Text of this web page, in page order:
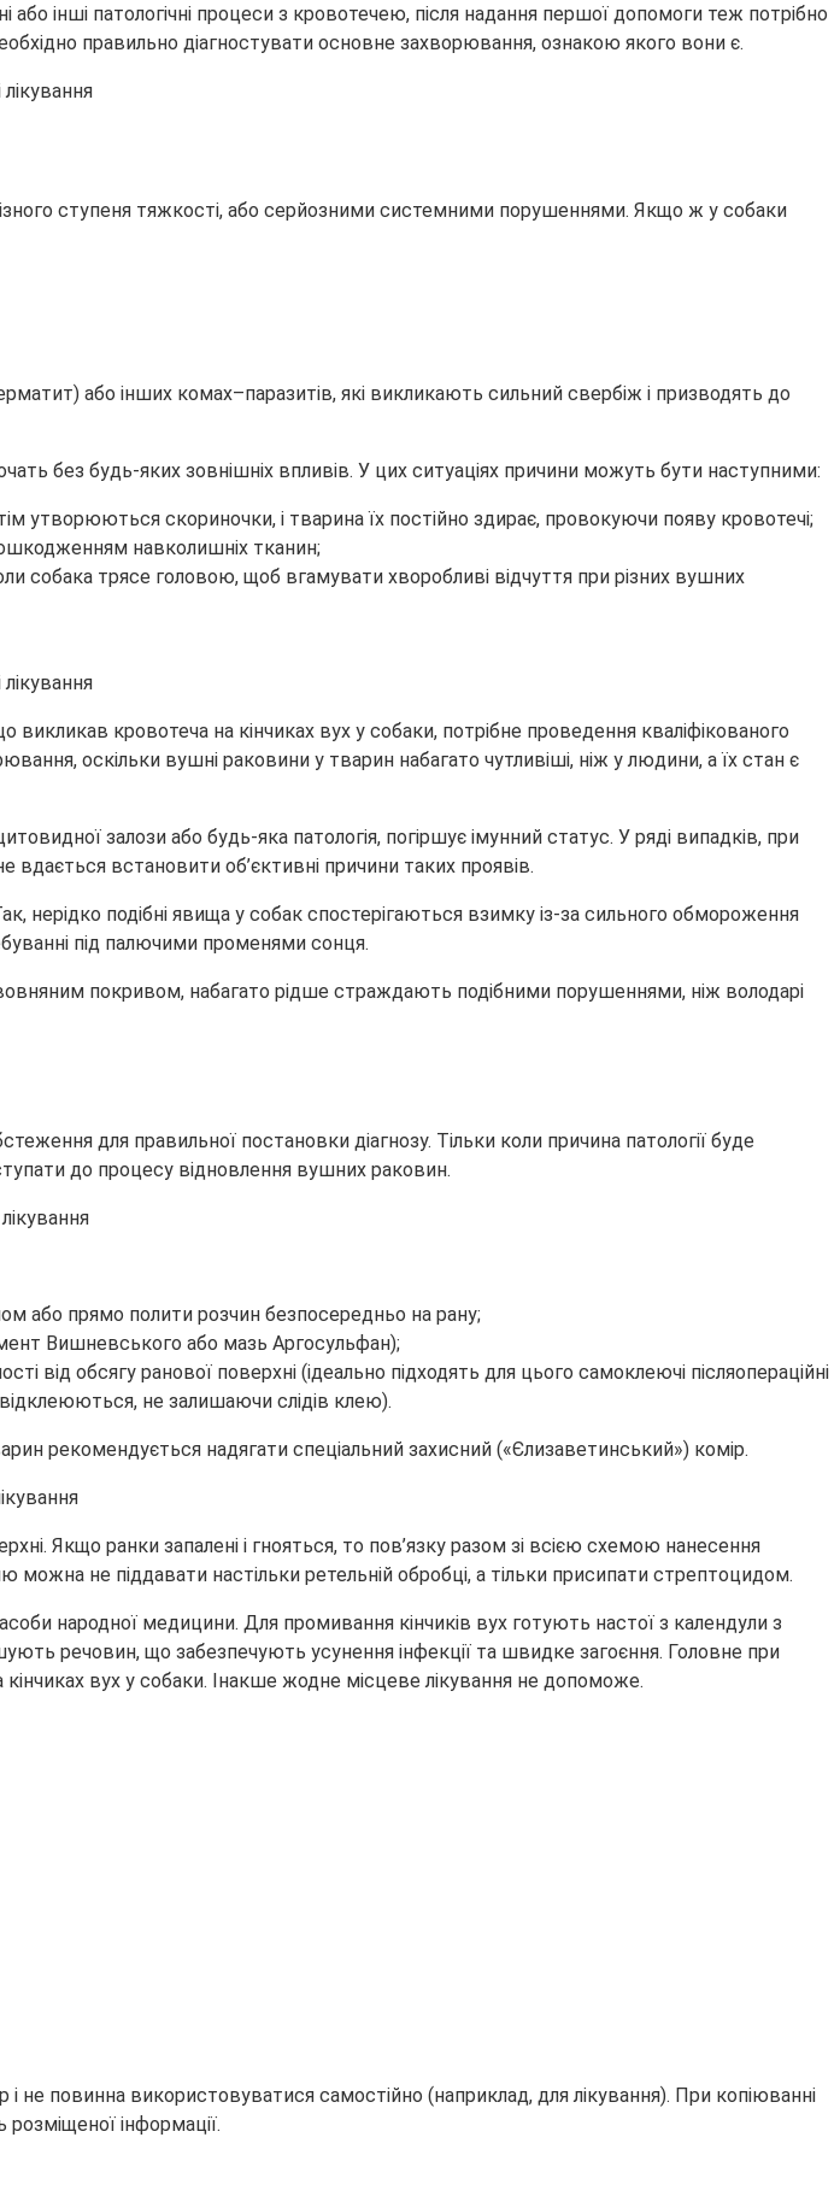
інші патологічні процеси з кровотечею, після надання першої допомоги теж потрібно
правильно діагностувати основне захворювання, ознакою якого вони є.
ступеня тяжкості, або серйозними системними порушеннями. Якщо ж у собаки
або інших комах–паразитів, які викликають сильний свербіж і призводять до
без будь-яких зовнішніх впливів. У цих ситуаціях причини можуть бути наступними:
утворюються скориночки, і тварина їх постійно здирає, провокуючи появу кровотечі;
навколишніх тканин;
собака трясе головою, щоб вгамувати хворобливі відчуття при різних вушних
кровотеча на кінчиках вух у собаки, потрібне проведення кваліфікованого
оскільки вушні раковини у тварин набагато чутливіші, ніж у людини, а їх стан є
залози або будь-яка патологія, погіршує імунний статус. У ряді випадків, при
вдається встановити об’єктивні причини таких проявів.
подібні явища у собак спостерігаються взимку із-за сильного обмороження
під палючими променями сонця.
покривом, набагато рідше страждають подібними порушеннями, ніж володарі
для правильної постановки діагнозу. Тільки коли причина патології буде
до процесу відновлення вушних раковин.
або прямо полити розчин безпосередньо на рану;
Вишневського або мазь Аргосульфан);
від обсягу ранової поверхні (ідеально підходять для цього самоклеючі післяопераційні
не залишаючи слідів клею).
рекомендується надягати спеціальний захисний («Єлизаветинський») комір.
Якщо ранки запалені і гнояться, то пов’язку разом зі всією схемою нанесення
не піддавати настільки ретельній обробці, а тільки присипати стрептоцидом.
народної медицини. Для промивання кінчиків вух готують настої з календули з
речовин, що забезпечують усунення інфекції та швидке загоєння. Головне при
вух у собаки. Інакше жодне місцеве лікування не допоможе.
не повинна використовуватися самостійно (наприклад, для лікування). При копіюванні
розміщеної інформації.